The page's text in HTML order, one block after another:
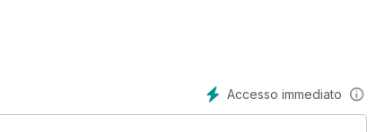
Accesso immediato